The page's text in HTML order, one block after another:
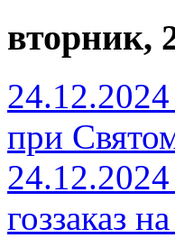
вторник,
при
24.12.2024
гоззаказ